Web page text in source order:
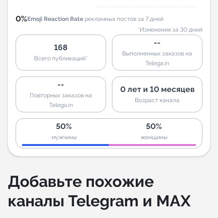
0%Emoji Reaction Rate рекламных постов за 7 дней
*Изменения за 30 дней
168
Всего публикаций*
--
Выполненных заказов на
Telega.in
--
Повторных заказов на
Telega.in
0 лет и 10 месяцев
Возраст канала
50%
мужчины
50%
женщины
Добавьте похожие
каналы Telegram и MAX